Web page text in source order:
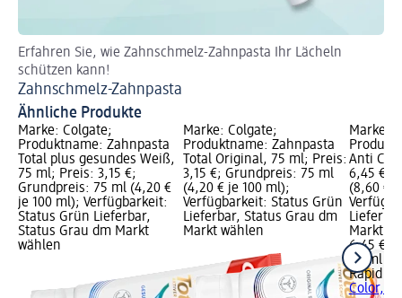
Erfahren Sie, wie Zahnschmelz-Zahnpasta Ihr Lächeln
schützen kann!
Zahnschmelz-Zahnpasta
Ähnliche Produkte
Marke: Colgate;
Produktname: Zahnpasta
Total plus gesundes Weiß,
75 ml; Preis: 3,15 €;
Grundpreis: 75 ml (4,20 €
je 100 ml); Verfügbarkeit:
Status Grün Lieferbar,
Status Grau dm Markt
wählen
Marke: Colgate;
Produktname: Zahnpasta
Total Original, 75 ml; Preis:
3,15 €; Grundpreis: 75 ml
(4,20 € je 100 ml);
Verfügbarkeit: Status Grün
Lieferbar, Status Grau dm
Markt wählen
Marke:
Anti
6,45 €;
(8,60 €
Markt
6,45 €
75 ml
Rapid
Color,